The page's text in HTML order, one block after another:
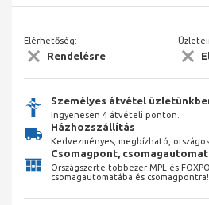
Elérhetőség:
Rendelésre
Személyes átvétel
Ingyenesen 4 átvételi ponton.
Házhozszállítás
Kedvezményes, megbízható, országos.
Csomagpont,
Országszerte többezer MPL és
csomagautomatába és csomagpontra!